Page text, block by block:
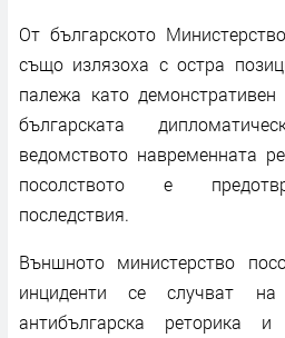
От българското
също излязоха с остра
палежа като
българската
ведомството навременната
посолството е
последствия.
Външното министерство
инциденти се случват
антибългарска реторика